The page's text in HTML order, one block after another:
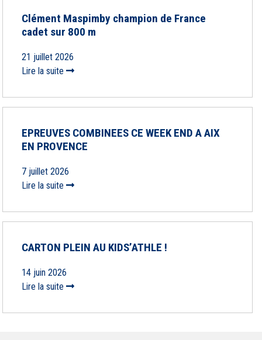
Clément Maspimby champion de France
cadet sur 800 m
21 juillet 2026
Lire la suite
EPREUVES COMBINEES CE WEEK END A AIX
EN PROVENCE
7 juillet 2026
Lire la suite
CARTON PLEIN AU KIDS’ATHLE !
14 juin 2026
Lire la suite